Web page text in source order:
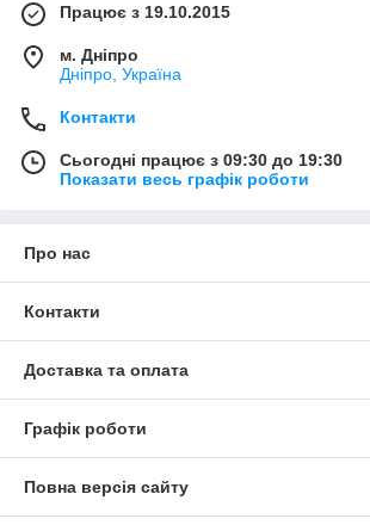
Працює з 19.10.2015
м. Дніпро
Дніпро, Україна
Контакти
Сьогодні працює з 09:30 до 19:30
Показати весь графік роботи
Про нас
Контакти
Доставка та оплата
Графік роботи
Повна версія сайту